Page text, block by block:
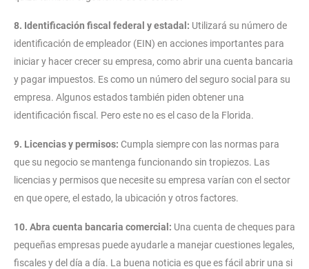
8. Identificación fiscal federal y estadal: Utilizará su número de
identificación de empleador (EIN) en acciones importantes para
iniciar y hacer crecer su empresa, como abrir una cuenta bancaria
y pagar impuestos. Es como un número del seguro social para su
empresa. Algunos estados también piden obtener una
identificación fiscal. Pero este no es el caso de la Florida.
9. Licencias y permisos: Cumpla siempre con las normas para
que su negocio se mantenga funcionando sin tropiezos. Las
licencias y permisos que necesite su empresa varían con el sector
en que opere, el estado, la ubicación y otros factores.
10. Abra cuenta bancaria comercial: Una cuenta de cheques para
pequeñas empresas puede ayudarle a manejar cuestiones legales,
fiscales y del día a día. La buena noticia es que es fácil abrir una si